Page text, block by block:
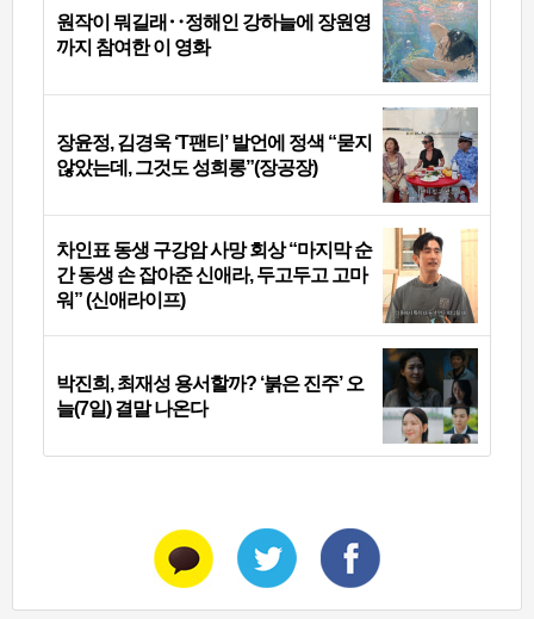
원작이 뭐길래‥정해인 강하늘에 장원영
까지 참여한 이 영화
장윤정, 김경욱 ‘T팬티’ 발언에 정색 “묻지
않았는데, 그것도 성희롱”(장공장)
차인표 동생 구강암 사망 회상 “마지막 순
간 동생 손 잡아준 신애라, 두고두고 고마
워” (신애라이프)
박진희, 최재성 용서할까? ‘붉은 진주’ 오
늘(7일) 결말 나온다